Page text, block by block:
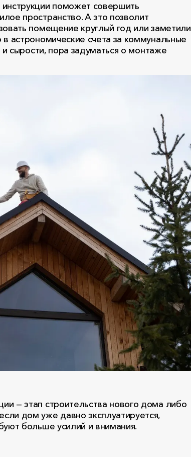
поможет совершить
пространство. А это позволит
помещение круглый год или заметили
астрономические счета за коммунальные
сырости, пора задуматься о монтаже
— этап строительства нового дома либо
дом уже давно эксплуатируется,
больше усилий и внимания.